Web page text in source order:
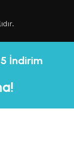
İndirim